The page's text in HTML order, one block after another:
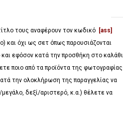
τους αναφέρουν τον κωδικό [ass]
και όχι ως σετ όπως παρουσιάζονται
εφόσον κατά την προσθήκη στο καλάθι
ποιο από τα προϊόντα της φωτογραφίας
την ολοκλήρωση της παραγγελίας να
δεξί/αριστερό, κ.α.) θέλετε να